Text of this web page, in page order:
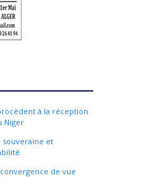
à la réception
Niger
souveraine et
de vue